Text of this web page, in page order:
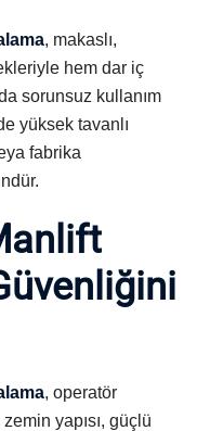
, makaslı,
hem dar iç
sorunsuz kullanım
yüksek tavanlı
fabrika
, operatör
yapısı, güçlü